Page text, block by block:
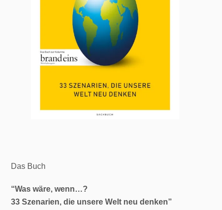
Das Buch
“Was wäre, wenn…?
33 Szenarien, die unsere Welt neu denken”